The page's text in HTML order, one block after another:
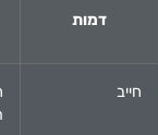
דמות
חייב